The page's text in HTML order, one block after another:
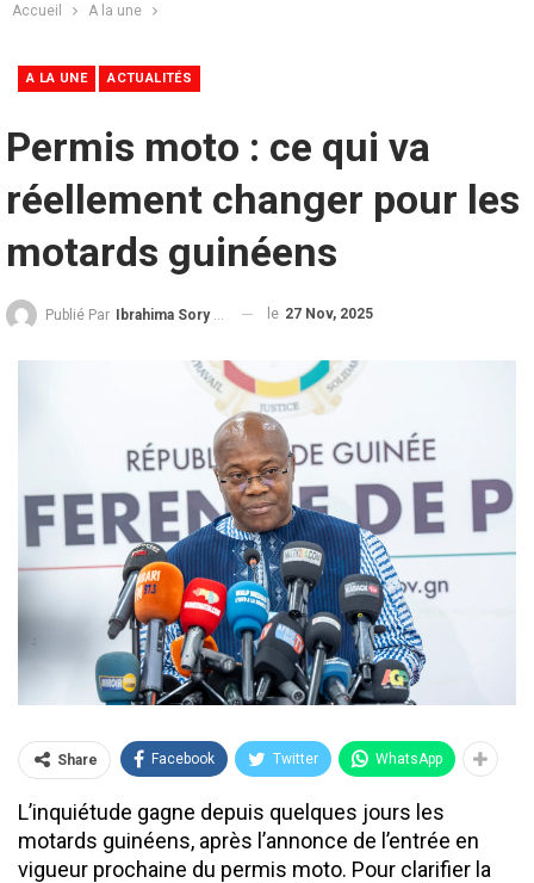
Accueil A la une
A LA UNE ACTUALITÉS
Permis moto : ce qui va
réellement changer pour les
motards guinéens
Publié Par Ibrahima Sory Diallo le 27 Nov, 2025
Share Facebook Twitter WhatsApp
L’inquiétude gagne depuis quelques jours les
motards guinéens, après l’annonce de l’entrée en
vigueur prochaine du permis moto. Pour clarifier la